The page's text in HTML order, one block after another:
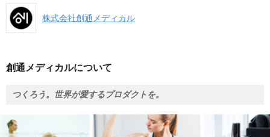
株式会社創通メディカル
創通メディカルについて
つくろう。世界が愛するプロダクトを。